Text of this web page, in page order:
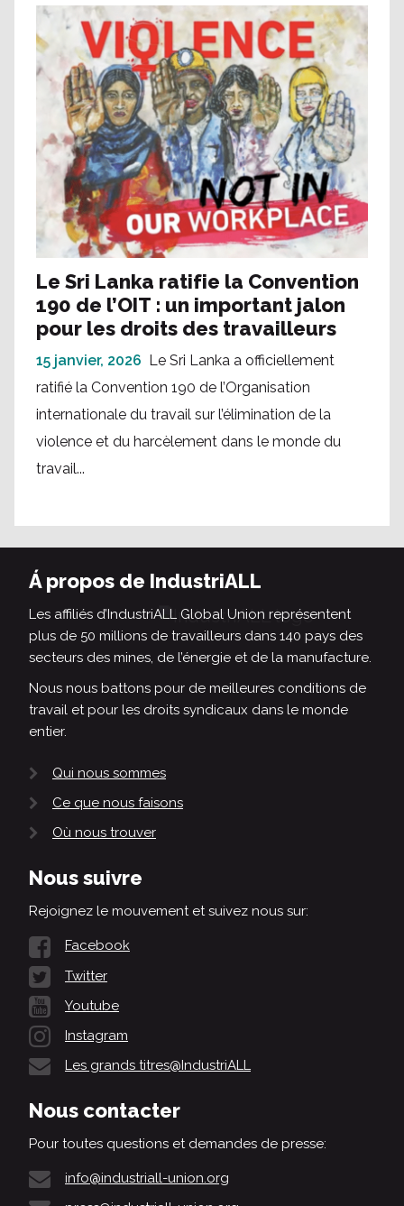
Le Sri Lanka ratifie la Convention
190 de l’OIT : un important jalon
pour les droits des travailleurs
15 janvier, 2026 Le Sri Lanka a officiellement
ratifié la Convention 190 de l’Organisation
internationale du travail sur l’élimination de la
violence et du harcèlement dans le monde du
travail...
Á propos de IndustriALL
Les affiliés d’IndustriALL Global Union représentent
plus de 50 millions de travailleurs dans 140 pays des
secteurs des mines, de l’énergie et de la manufacture.
Nous nous battons pour de meilleures conditions de
travail et pour les droits syndicaux dans le monde
entier.
Qui nous sommes
Ce que nous faisons
Où nous trouver
Nous suivre
Rejoignez le mouvement et suivez nous sur:
Facebook
Twitter
Youtube
Instagram
Les grands titres@IndustriALL
Nous contacter
Pour toutes questions et demandes de presse:
info@industriall-union.org